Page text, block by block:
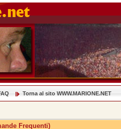
Torna al sito WWW.MARIONE.NET
Frequenti)